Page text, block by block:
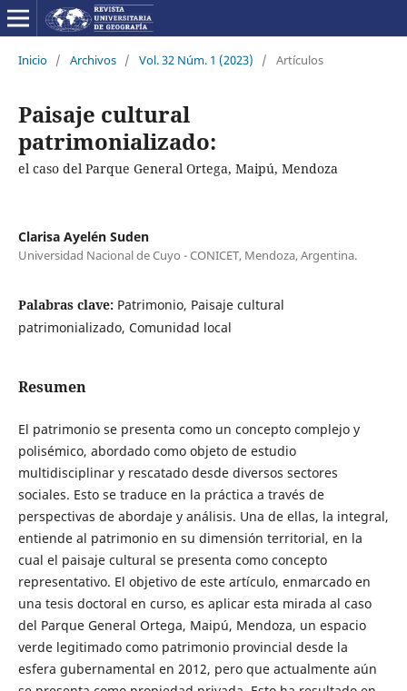
Inicio / Archivos / Vol. 32 Núm. 1 (2023) / Artículos
Paisaje cultural
patrimonializado:
el caso del Parque General Ortega, Maipú, Mendoza
Clarisa Ayelén Suden
Universidad Nacional de Cuyo - CONICET, Mendoza, Argentina.
Palabras clave: Patrimonio, Paisaje cultural
patrimonializado, Comunidad local
Resumen
El patrimonio se presenta como un concepto complejo y
polisémico, abordado como objeto de estudio
multidisciplinar y rescatado desde diversos sectores
sociales. Esto se traduce en la práctica a través de
perspectivas de abordaje y análisis. Una de ellas, la integral,
entiende al patrimonio en su dimensión territorial, en la
cual el paisaje cultural se presenta como concepto
representativo. El objetivo de este artículo, enmarcado en
una tesis doctoral en curso, es aplicar esta mirada al caso
del Parque General Ortega, Maipú, Mendoza, un espacio
verde legitimado como patrimonio provincial desde la
esfera gubernamental en 2012, pero que actualmente aún